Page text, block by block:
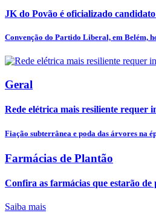
JK do Povão é oficializado
Convenção do Partido Liberal, em Belém,
Geral
Rede elétrica mais resiliente requer
Fiação subterrânea e poda das árvores na
Farmácias de Plantão
Confira as farmácias que estarão de
Saiba mais